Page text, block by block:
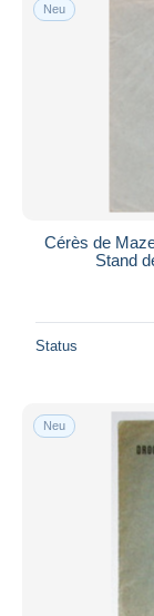
Neu
Cérès de
Stand
Status
Neu